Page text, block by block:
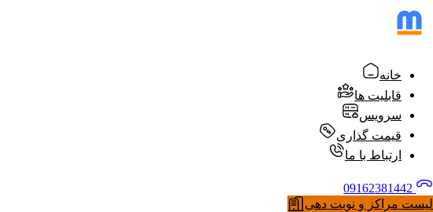
خانه
قابلیت ها
سرویس
قیمت گذاری
ارتباط با ما
لیست مراکز و نوبت دهی